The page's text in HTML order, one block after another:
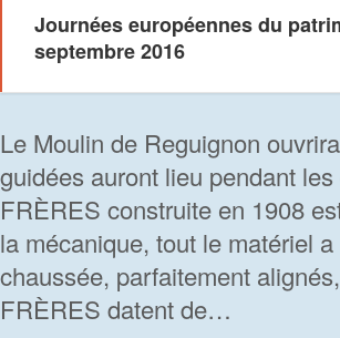
Journées européennes du
septembre 2016
Le Moulin de Reguignon
guidées auront lieu pendant
FRÈRES construite en 1908
la mécanique, tout le matériel
chaussée, parfaitement
FRÈRES datent de…